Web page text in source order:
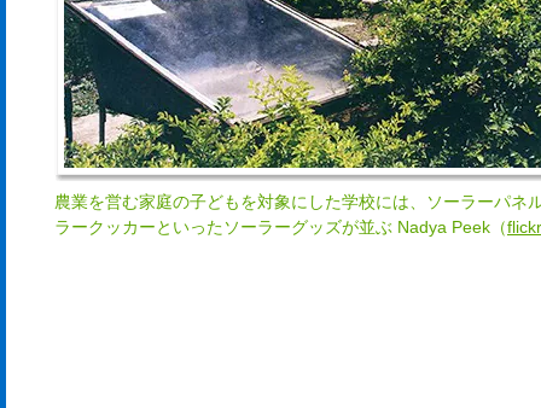
農業を営む家庭の子どもを対象にした学校には、ソーラーパネ
ラークッカーといったソーラーグッズが並ぶ Nadya Peek（flickr